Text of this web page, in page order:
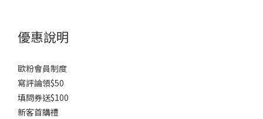
優惠說明
歐粉會員制度
寫評論領$50
填問券送$100
新客首購禮